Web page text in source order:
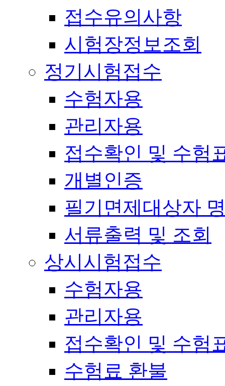
접수유의사항
시험장정보조회
정기시험접수
수험자용
관리자용
접수확인 및 수험
개별인증
필기면제대상자
서류출력 및 조회
상시시험접수
수험자용
관리자용
접수확인 및 수험
수험료 환불